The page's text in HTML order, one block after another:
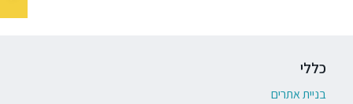
כללי
בניית אתרים